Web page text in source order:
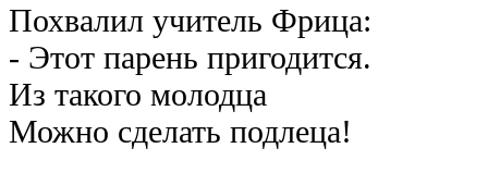
Похвалил учитель Фрица:
- Этот парень пригодится.
Из такого молодца
Можно сделать подлеца!